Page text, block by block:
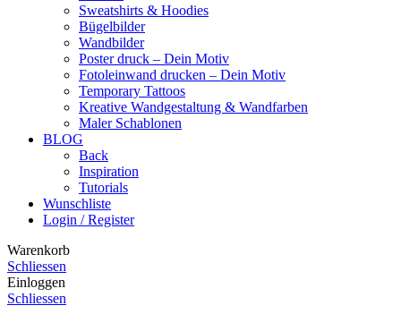
Sweatshirts & Hoodies
Bügelbilder
Wandbilder
Poster druck – Dein Motiv
Fotoleinwand drucken – Dein Motiv
Temporary Tattoos
Kreative Wandgestaltung & Wandfarben
Maler Schablonen
BLOG
Back
Inspiration
Tutorials
Wunschliste
Login / Register
Warenkorb
Schliessen
Einloggen
Schliessen